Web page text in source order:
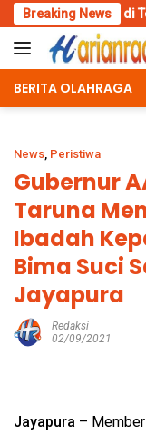
Skip
to
content
Breaking News
Tengah Masyarakat
BERITA OLAHRAGA
News, Peristiwa
Gubernur
Taruna
Ibadah
Bima Suci
Jayapura
Redaksi
02/09/2021
Jayapura –